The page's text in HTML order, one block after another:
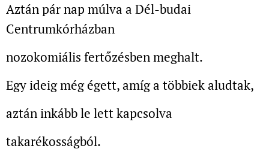
Aztán pár nap múlva a Dél-budai
Centrumkórházban
nozokomiális fertőzésben meghalt.
Egy ideig még égett, amíg a többiek aludtak,
aztán inkább le lett kapcsolva
takarékosságból.